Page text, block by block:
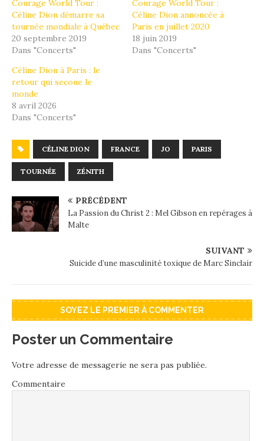
Courage World Tour :
Céline Dion démarre sa
tournée mondiale à Québec
20 septembre 2019
Dans "Concerts"
Courage World Tour :
Céline Dion annoncée à
Paris en juillet 2020
18 juin 2019
Dans "Concerts"
Céline Dion à Paris : le
retour qui secoue le
monde
8 avril 2026
Dans "Concerts"
CÉLINE DION FRANCE JO PARIS
TOURNÉE ZÉNITH
PRÉCÉDENT
La Passion du Christ 2 : Mel Gibson en repérages à
Malte
SUIVANT
Suicide d’une masculinité toxique de Marc Sinclair
SOYEZ LE PREMIER À COMMENTER
Poster un Commentaire
Votre adresse de messagerie ne sera pas publiée.
Commentaire